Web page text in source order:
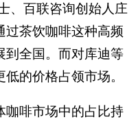
、百联咨询创始人庄
过茶饮咖啡这种高频
到全国。而对库迪等
的价格占领市场。
咖啡市场中的占比持